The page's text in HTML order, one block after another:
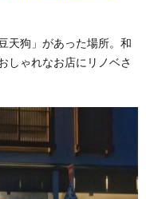
天狗」があった場所。和
しゃれなお店にリノベさ